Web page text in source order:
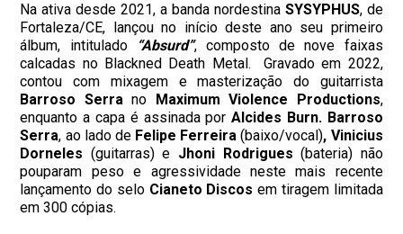
Na ativa desde 2021, a banda nordestinaSYSYPHUS, de
Fortaleza/CE, lançou no início deste ano seu primeiro
álbum, intitulado
“Absurd”, composto de nove faixas
calcadas no Blackned Death Metal. Gravado em 2022,
contou com mixagem e masterização do guitarrista
Barroso Serrano Maximum Violence Productions,
enquanto a capa é assinada porAlcides Burn. Barroso
Serra, ao lado de Felipe Ferreira(baixo/vocal), Vinicius
Dorneles (guitarras) e Jhoni Rodrigues(bateria) não
pouparam peso e agressividade neste mais recente
lançamento do selo Cianeto Discosem tiragem limitada
em 300 cópias.